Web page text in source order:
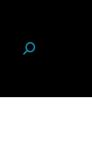
Cerca: